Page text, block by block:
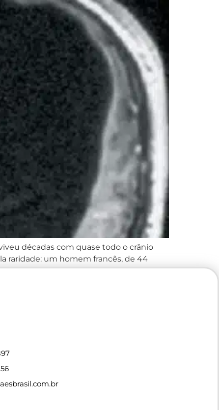
décadas com quase todo o crânio
raridade: um homem francês, de 44